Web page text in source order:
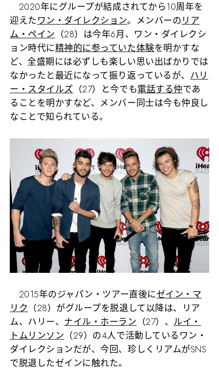
2020年にグループが結成されてから10周年を
迎えたワン・ダイレクション。メンバーのリア
ム・ペイン（28）は今年6月、ワン・ダイレクシ
ョン時代に精神的に参っていた体験を明かすな
ど、全盛期には必ずしも楽しい思い出ばかりでは
なかったと最近になって振り返っているが、ハリ
ー・スタイルズ（27）と今でも電話する仲であ
ることを明かすなど、メンバー同士は今も仲良し
なことで知られている。
2015年のジャパン・ツアー直後にゼイン・マ
リク （28）がグループを脱退して以降は、リア
ム、ハリー、 ナイル・ホーラン （27）、 ルイ・
トムリンソン （29）の4人で活動しているワン・
ダイレクションだが、今回、珍しくリアムがSNS
で脱退したゼインに触れた。